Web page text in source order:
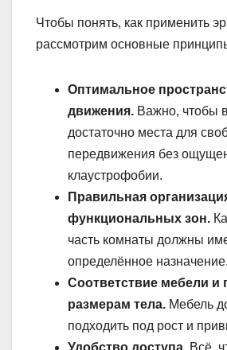
Чтобы понять, как применить
рассмотрим основные
Оптимальное
движения. Важно, чтобы
достаточно места для
передвижения без
клаустрофобии.
Правильная
функциональных зон.
часть комнаты должны
определённое назначение.
Соответствие мебели и
размерам тела. Мебель
подходить под рост и
Удобство доступа.
Всё,